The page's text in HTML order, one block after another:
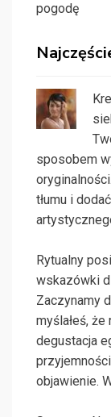
pogodę
sposobem
tłumu i
Rytualny
wskazówki
Zaczynamy
myślałeś,
degustacja
objawienie.